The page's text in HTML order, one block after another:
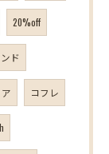
20%off
ド
コフレ